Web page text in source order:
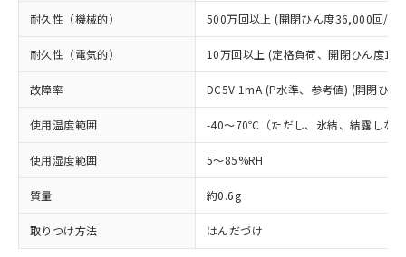
耐久性（機械的） 500万回以上 (開閉ひん度36,000回/h)
耐久性（電気的） 10万回以上 (定格負荷、開閉ひん度
故障率 DC5V 1mA (P水準、参考値) (開閉ひ
使用温度範囲 -40～70℃（ただし、氷結、結露しな
使用湿度範囲 5～85%RH
質量 約0.6g
取りつけ方法 はんだづけ
ムロン制御機器販売店・当社販売員に
ご相談ください。
オムロン制御機器販売店や当社販売拠
販売ネットワーク
」をご確認
在庫状況および標準価格結果を当社の
事前の承諾なく第三者に漏洩または開
示しないようお願いします。
マイパーツ機能（部品リスト作成サー
ビス）をご利用いただくには、I-Web
メンバーズにご登録されている必要が
（DBP） 1000ppm以下、フタル酸ジイソブチル
(DIBP) 1000ppm以下
但し、RoHS指令で産業用監視および制御機器に対する
適用除外項目は除く。
※2 対応予定月
部品在庫の切り替え状況などにより、予定
月が前後することがあります。
イソブチル) : 1000ppm、 BBP(フタル酸ブチルベンジ
ル) : 1000ppm、
※2 環境保護使用期限
「ｅ」：有害物質（10物質）のすべてが基
準値以下であることを示します。
「10」：通常の使用状況下において有害物
質が外部に漏えいし、環境に深刻な影響を
及ぼさない年数を意味します。
「－」：未確認です。当社販売部門へお問
い合わせください。
いよう必要な手段を講じます。
当社は貴社製品を、核兵器、ミサイ
ル、化学兵器、生物兵器またはその他
使用いたしません。
当社は、貴社製品を第三者に販売する
場合は、上記1、2および3の内容を当
該第三者に通知します。また当社は、
販売先および販売に係わる関係者が違
法に輸出するおそれがある場合は、取
り引きをいたしません。
△ 一定数には満たないが在庫あり
－
在庫なし(最新の在庫状況につ
いては、お客様のお取引先、ま
たはお客様担当のオムロン制御
機器販売店・当社販売員にご確
認ください)
受注生産機種、また在庫状況の
情報を公開していない機種